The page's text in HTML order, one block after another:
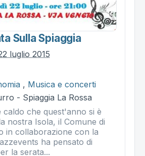
Sulla Spiaggia
luglio 2015
, Musica e concerti
- Spiaggia La Rossa
caldo che quest'anno si è
nostra Isola, il Comune di
in collaborazione con la
ha pensato di
la serata...